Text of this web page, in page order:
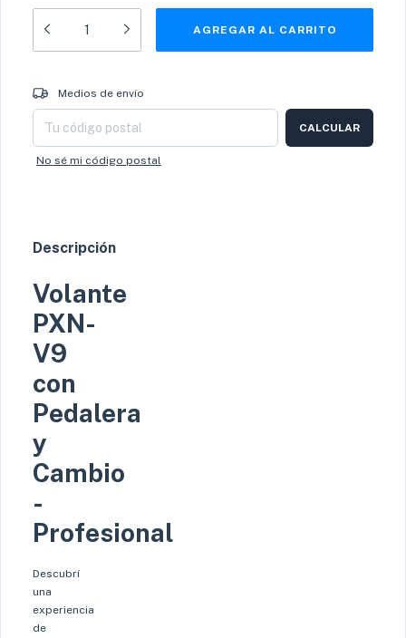
Entregas para el CP:
Medios de envío
CALCULAR
No sé mi código postal
Descripción
Volante
PXN-
V9
con
Pedalera
y
Cambio
-
Profesional
Descubrí
una
experiencia
de